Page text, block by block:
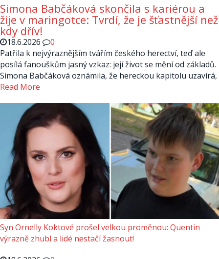
Simona Babčáková skončila s kariérou a
žije v maringotce: Tvrdí, že je šťastnější než
kdy dřív!
18.6.2026
0
Patřila k nejvýraznějším tvářím českého herectví, teď ale
posílá fanouškům jasný vzkaz: její život se mění od základů.
Simona Babčáková oznámila, že hereckou kapitolu uzavírá,
Read More
Syn Ornelly Koktové prošel velkou proměnou: Quentin
výrazně zhubl a lidé nestačí žasnout!